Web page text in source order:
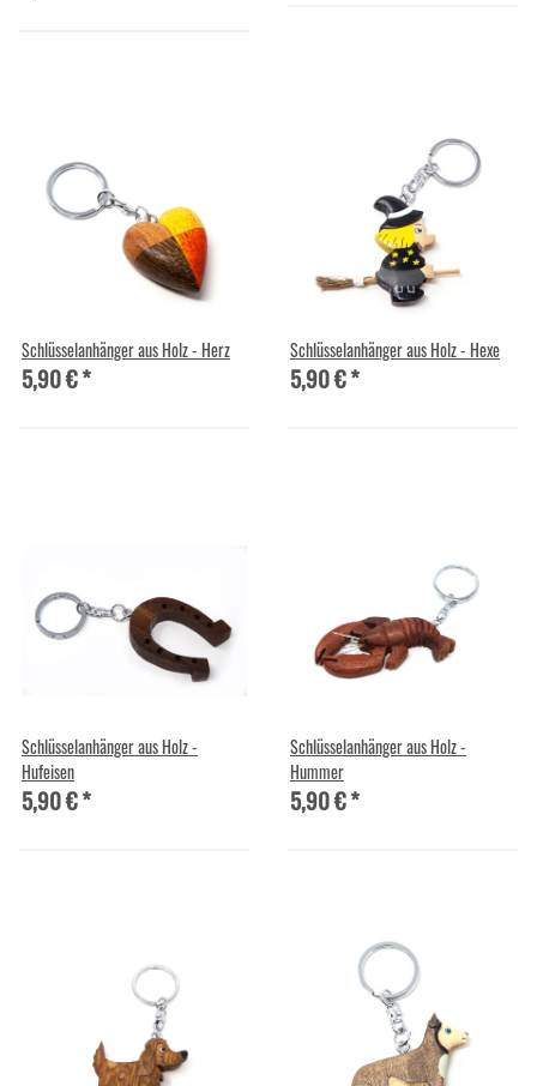
Schlüsselanhänger aus Holz - Herz
5,90 €*
Schlüsselanhänger aus Holz - Hexe
5,90 €*
Schlüsselanhänger aus Holz -
Hufeisen
5,90 €*
Schlüsselanhänger aus Holz -
Hummer
5,90 €*